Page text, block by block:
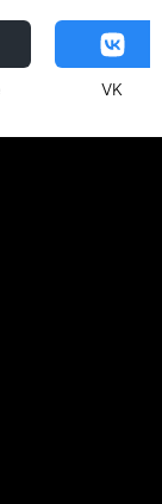
VK